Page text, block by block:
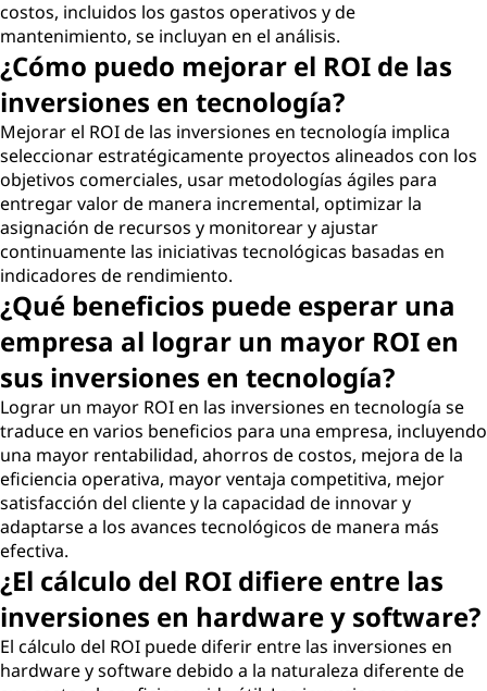
costos, incluidos los gastos operativos y de
mantenimiento, se incluyan en el análisis.
¿Cómo puedo mejorar el ROI de las
inversiones en tecnología?
Mejorar el ROI de las inversiones en tecnología implica
seleccionar estratégicamente proyectos alineados con los
objetivos comerciales, usar metodologías ágiles para
entregar valor de manera incremental, optimizar la
asignación de recursos y monitorear y ajustar
continuamente las iniciativas tecnológicas basadas en
indicadores de rendimiento.
¿Qué beneficios puede esperar una
empresa al lograr un mayor ROI en
sus inversiones en tecnología?
Lograr un mayor ROI en las inversiones en tecnología se
traduce en varios beneficios para una empresa, incluyendo
una mayor rentabilidad, ahorros de costos, mejora de la
eficiencia operativa, mayor ventaja competitiva, mejor
satisfacción del cliente y la capacidad de innovar y
adaptarse a los avances tecnológicos de manera más
efectiva.
¿El cálculo del ROI difiere entre las
inversiones en hardware y software?
El cálculo del ROI puede diferir entre las inversiones en
hardware y software debido a la naturaleza diferente de